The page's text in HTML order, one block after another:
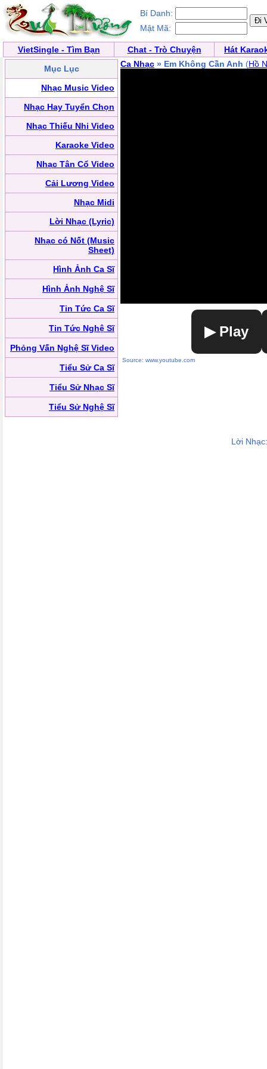
Bí Danh:
Mật Mã:
VietSingle - Tìm Bạn Chat - Trò Chuyện
Hát
Mục Lục
Nhạc Music Video
Nhạc Hay Tuyển Chọn
Nhạc Thiếu Nhi Video
Karaoke Video
Nhạc Tân Cổ Video
Cải Lương Video
Nhạc Midi
Lời Nhạc (Lyric)
Nhạc có Nốt (Music
Sheet)
Hình Ảnh Ca Sĩ
Hình Ảnh Nghệ Sĩ
Tin Tức Ca Sĩ
Tin Tức Nghệ Sĩ
Phỏng Vấn Nghệ Sĩ Video
Tiểu Sử Ca Sĩ
Tiểu Sử Nhạc Sĩ
Tiểu Sử Nghệ Sĩ
Ca Nhạc » Em Không Cần Anh (Hồ
▶ Play
Source: www.youtube.com
Lời